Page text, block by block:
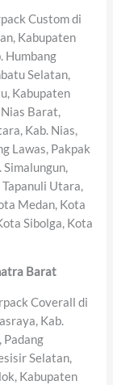
Custom di
Kabupaten
Humbang
Selatan,
Kabupaten
Barat,
Kab. Nias,
Lawas, Pakpak
Simalungun,
Tapanuli Utara,
Medan, Kota
Sibolga, Kota
Barat
Coverall di
Kab.
Padang
Selatan,
Kabupaten